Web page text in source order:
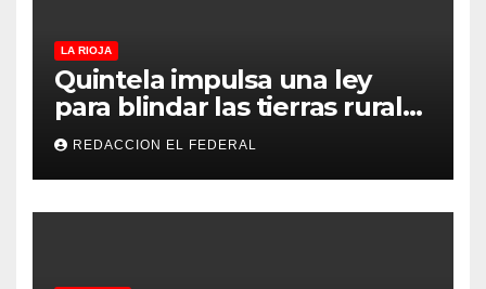
LA RIOJA
Quintela impulsa una ley
para blindar las tierras rurales
de La Rioja: cuáles son los
principales puntos
REDACCION EL FEDERAL